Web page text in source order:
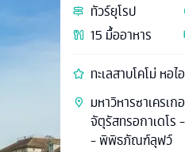
ทัวร์ยุโรป
15 มื้ออาหาร
ทะเลสาบโคโม่ หอ
มหาวิหารซาเครเ
จัตุรัสทรอกาเดโร
- พิพิธภัณฑ์ลุฟว์